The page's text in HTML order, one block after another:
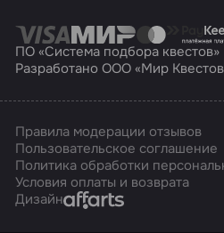
ПО «Система подбора квестов»
Разработано ООО «Мир
Правила модерации отзывов
Пользовательское соглашение
Политика обработки
Условия оплаты и возврата
ДизайнAffarts